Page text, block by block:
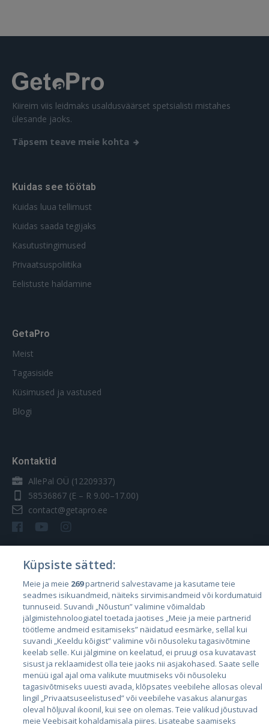
Kiireim viis leidmaks usaldusväärset spetsialisti mistahes
ülesande jaoks.
Täpsem teave meie kohta
Kuidas see töötab
Kuidas luua tellimust
Kuidas saada tegijaks
Kasutustingimused
Privaatsuspoliitika
Eelistuste haldamine
GetaPro
Meist
Tagasiside
Küsimused ja vastused
Blogi
Kontaktid
AllePal OÜ (12209337)
58536867 (E – R 9.00–17.00)
contact@getapro.ee
Riigid
Eesti
Läti
Leedu
Küpsiste sätted:
Meie ja meie 269partnerid salvestavame ja kasutame teie
seadmes isikuandmeid, näiteks sirvimisandmeid või kordumatuid
tunnuseid. Suvandi „Nõustun” valimine võimaldab
jälgimistehnoloogiatel toetada jaotises „Meie ja meie partnerid
töötleme andmeid esitamiseks” näidatud eesmärke, sellal kui
suvandi „Keeldu kõigist” valimine või nõusoleku tagasivõtmine
keelab selle. Kui jälgimine on keelatud, ei pruugi osa kuvatavast
sisust ja reklaamidest olla teie jaoks nii asjakohased. Saate selle
menüü igal ajal oma valikute muutmiseks või nõusoleku
tagasivõtmiseks uuesti avada, klõpsates veebilehe allosas oleval
lingil „Privaatsuseelistused” või veebilehe vasakus alanurgas
oleval hõljuval ikoonil, kui see on olemas. Teie valikud jõustuvad
meie Veebisait kohaldamisala piires. Lisateabe saamiseks